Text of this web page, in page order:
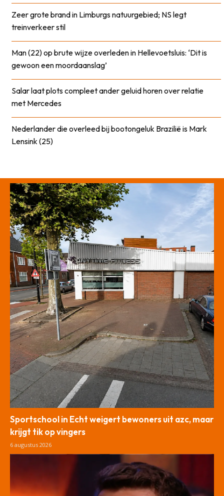
Zeer grote brand in Limburgs natuurgebied; NS legt
treinverkeer stil
Man (22) op brute wijze overleden in Hellevoetsluis: ‘Dit is
gewoon een moordaanslag’
Salar laat plots compleet ander geluid horen over relatie
met Mercedes
Nederlander die overleed bij bootongeluk Brazilië is Mark
Lensink (25)
Sportschool in Echt weigert bewoners uit azc, maar
krijgt tik op vingers
6 augustus 2026